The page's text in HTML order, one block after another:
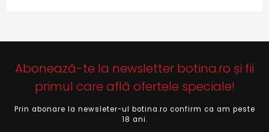
Abonează-te la newsletter botina.ro și fii
primul care află ofertele speciale!
Prin abonare la newsleter-ul botina.ro confirm ca am peste
18 ani.